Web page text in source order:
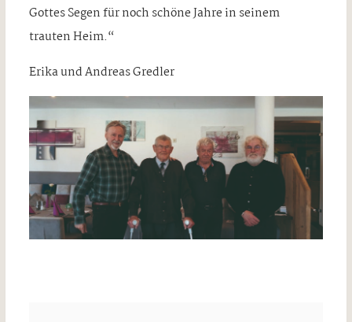
Gottes Segen für noch schöne Jahre in seinem
trauten Heim.“
Erika und Andreas Gredler